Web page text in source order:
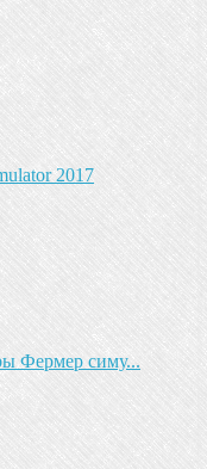
2017
Фермер симу...